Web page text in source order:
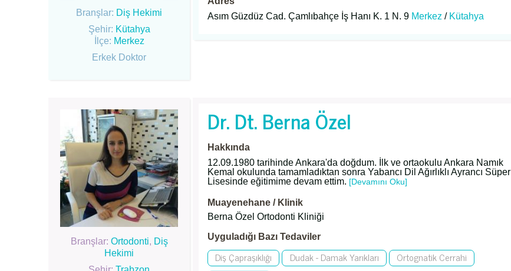
Branşlar: Diş Hekimi
Şehir: Kütahya
İlçe: Merkez
Erkek Doktor
Asım Güzdüz Cad. Çamlıbahçe İş Hanı K. 1 N. 9 Merkez / Kütahya
Branşlar: Ortodonti, Diş
Hekimi
Dr. Dt. Berna Özel
Hakkında
12.09.1980 tarihinde Ankara'da doğdum. İlk ve ortaokulu Ankara Namık
Kemal okulunda tamamladıktan sonra Yabancı Dil Ağırlıklı Ayrancı Süper
Lisesinde eğitimime devam ettim. [Devamını Oku]
Muayenehane / Klinik
Berna Özel Ortodonti Kliniği
Uyguladığı Bazı Tedaviler
Diş Çapraşıklığı Dudak - Damak Yarıkları
Ortognatik Cerrahi